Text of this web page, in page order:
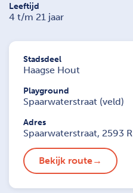
Leeftijd
4 t/m 21 jaar
Stadsdeel
Haagse Hout
Playground
Spaarwaterstraat (veld)
Adres
Spaarwaterstraat, 2593
Bekijk route